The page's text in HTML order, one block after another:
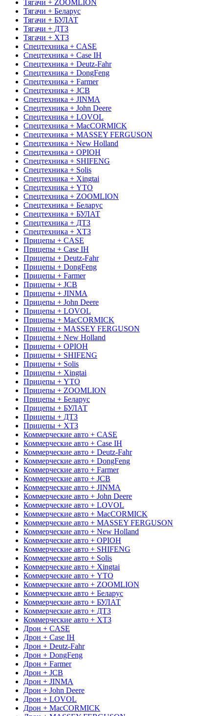
Тягачи + ZOOMLION
Тягачи + Беларус
Тягачи + БУЛАТ
Тягачи + ДТЗ
Тягачи + ХТЗ
Спецтехника + CASE
Спецтехника + Case IH
Спецтехника + Deutz-Fahr
Спецтехника + DongFeng
Спецтехника + Farmer
Спецтехника + JCB
Спецтехника + JINMA
Спецтехника + John Deere
Спецтехника + LOVOL
Спецтехника + MacCORMICK
Спецтехника + MASSEY FERGUSON
Спецтехника + New Holland
Спецтехника + OРІОН
Спецтехника + SHIFENG
Спецтехника + Solis
Спецтехника + Xingtai
Спецтехника + YTO
Спецтехника + ZOOMLION
Спецтехника + Беларус
Спецтехника + БУЛАТ
Спецтехника + ДТЗ
Спецтехника + ХТЗ
Прицепы + CASE
Прицепы + Case IH
Прицепы + Deutz-Fahr
Прицепы + DongFeng
Прицепы + Farmer
Прицепы + JCB
Прицепы + JINMA
Прицепы + John Deere
Прицепы + LOVOL
Прицепы + MacCORMICK
Прицепы + MASSEY FERGUSON
Прицепы + New Holland
Прицепы + OРІОН
Прицепы + SHIFENG
Прицепы + Solis
Прицепы + Xingtai
Прицепы + YTO
Прицепы + ZOOMLION
Прицепы + Беларус
Прицепы + БУЛАТ
Прицепы + ДТЗ
Прицепы + ХТЗ
Коммерческие авто + CASE
Коммерческие авто + Case IH
Коммерческие авто + Deutz-Fahr
Коммерческие авто + DongFeng
Коммерческие авто + Farmer
Коммерческие авто + JCB
Коммерческие авто + JINMA
Коммерческие авто + John Deere
Коммерческие авто + LOVOL
Коммерческие авто + MacCORMICK
Коммерческие авто + MASSEY FERGUSON
Коммерческие авто + New Holland
Коммерческие авто + OРІОН
Коммерческие авто + SHIFENG
Коммерческие авто + Solis
Коммерческие авто + Xingtai
Коммерческие авто + YTO
Коммерческие авто + ZOOMLION
Коммерческие авто + Беларус
Коммерческие авто + БУЛАТ
Коммерческие авто + ДТЗ
Коммерческие авто + ХТЗ
Дрон + CASE
Дрон + Case IH
Дрон + Deutz-Fahr
Дрон + DongFeng
Дрон + Farmer
Дрон + JCB
Дрон + JINMA
Дрон + John Deere
Дрон + LOVOL
Дрон + MacCORMICK